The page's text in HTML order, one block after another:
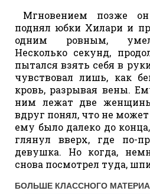
Мгновением позже
поднял юбки Хилари и
одним ровным,
Несколько секунд,
пытался взять себя в
чувствовал лишь, как
кровь, разрывая вены.
ним лежат две
вдруг понял, что не
ему было далеко до
глянул вверх, где по-
девушка. Но когда,
снова посмотрел туда,